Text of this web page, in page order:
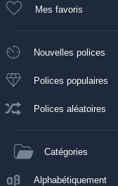
Mes favoris
Nouvelles polices
Polices populaires
Polices aléatoires
Catégories
Alphabétiquement